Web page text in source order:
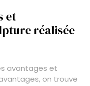
et
réalisée
avantages et
on trouve